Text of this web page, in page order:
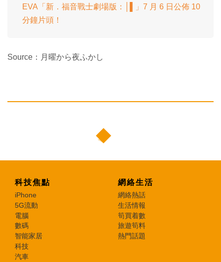
EVA「新．福音戰士劇場版：│▌」7 月 6 日公佈 10
分鐘片頭！
Source：月曜から夜ふかし
科技焦點
iPhone
5G流動
電腦
數碼
智能家居
科技
汽車
網絡生活
網絡熱話
生活情報
筍買着數
旅遊筍料
熱門話題